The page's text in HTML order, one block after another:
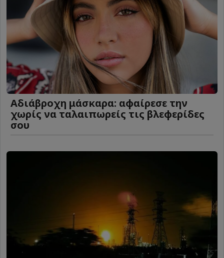
Αδιάβροχη μάσκαρα: αφαίρεσε την
χωρίς να ταλαιπωρείς τις βλεφερίδες
σου